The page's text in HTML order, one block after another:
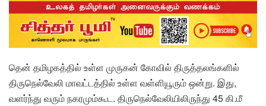
தென் தமிழகத்தில் உள்ள முருகன் கோவில் திருத்தலங்களில்
திருநெல்வேலி மாவட்டத்தில் உள்ள வள்ளியூரும் ஒன்று. இது,
வளர்ந்து வரும் நகரமும்கூட. திருநெல்வேலியிலிருந்து 45 கி.மீ